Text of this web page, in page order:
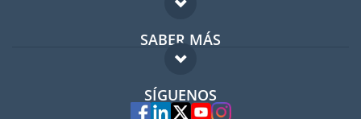
Foro para expatriados
Guía para expatriados
Trabajos en el extranjero
SABER MÁS
FAQ
Expertos
SÍGUENOS